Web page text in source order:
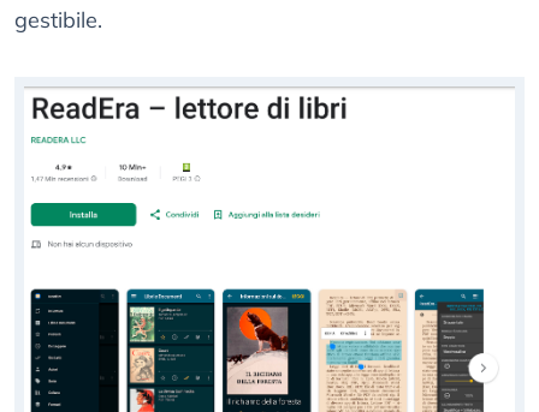
gestibile.